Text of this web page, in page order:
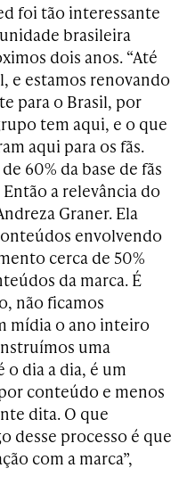
foi tão interessante
brasileira
dois anos. “Até
e estamos renovando
para o Brasil, por
tem aqui, e o que
aqui para os fãs.
60% da base de fãs
a relevância do
Graner. Ela
envolvendo
cerca de 50%
da marca. É
não ficamos
mídia o ano inteiro
uma
dia a dia, é um
conteúdo e menos
dita. O que
desse processo é que
com a marca”,